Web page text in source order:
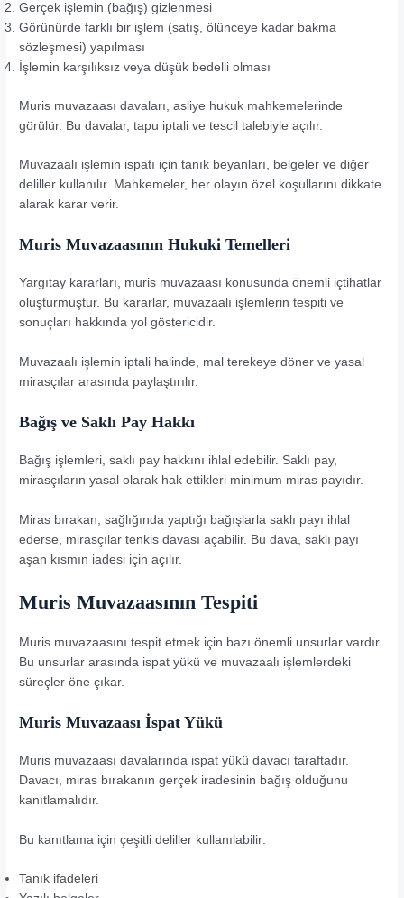
Gerçek işlemin (bağış) gizlenmesi
Görünürde farklı bir işlem (satış, ölünceye kadar bakma
sözleşmesi) yapılması
İşlemin karşılıksız veya düşük bedelli olması
Muris muvazaası davaları, asliye hukuk mahkemelerinde
görülür. Bu davalar, tapu iptali ve tescil talebiyle açılır.
Muvazaalı işlemin ispatı için tanık beyanları, belgeler ve diğer
deliller kullanılır. Mahkemeler, her olayın özel koşullarını dikkate
alarak karar verir.
Muris Muvazaasının Hukuki Temelleri
Yargıtay kararları, muris muvazaası konusunda önemli içtihatlar
oluşturmuştur. Bu kararlar, muvazaalı işlemlerin tespiti ve
sonuçları hakkında yol göstericidir.
Muvazaalı işlemin iptali halinde, mal terekeye döner ve yasal
mirasçılar arasında paylaştırılır.
Bağış ve Saklı Pay Hakkı
Bağış işlemleri, saklı pay hakkını ihlal edebilir. Saklı pay,
mirasçıların yasal olarak hak ettikleri minimum miras payıdır.
Miras bırakan, sağlığında yaptığı bağışlarla saklı payı ihlal
ederse, mirasçılar tenkis davası açabilir. Bu dava, saklı payı
aşan kısmın iadesi için açılır.
Muris Muvazaasının Tespiti
Muris muvazaasını tespit etmek için bazı önemli unsurlar vardır.
Bu unsurlar arasında ispat yükü ve muvazaalı işlemlerdeki
süreçler öne çıkar.
Muris Muvazaası İspat Yükü
Muris muvazaası davalarında ispat yükü davacı taraftadır.
Davacı, miras bırakanın gerçek iradesinin bağış olduğunu
kanıtlamalıdır.
Bu kanıtlama için çeşitli deliller kullanılabilir:
Tanık ifadeleri